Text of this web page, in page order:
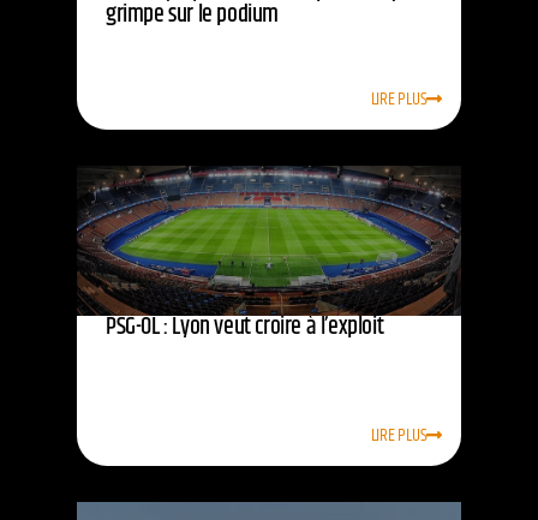
grimpe sur le podium
LIRE PLUS
PSG-OL : Lyon veut croire à l’exploit
LIRE PLUS